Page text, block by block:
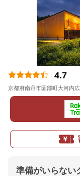
4.7
京都府南丹市園部町大河内
準備がいらない